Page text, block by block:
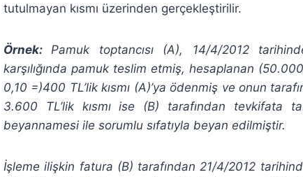
tutulmayan kısmı üzerinden gerçekleştirilir.
Örnek: Pamuk toptancısı (A), 14/4/2012
karşılığında pamuk teslim etmiş, hesaplanan
0,10 =)400 TL’lik kısmı (A)’ya ödenmiş ve onun
3.600 TL’lik kısmı ise (B) tarafından tevkifata
beyannamesi ile sorumlu sıfatıyla beyan edilmiştir.
İşleme ilişkin fatura (B) tarafından 21/4/2012